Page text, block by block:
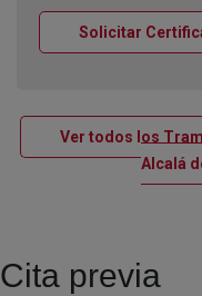
Solicitar
Ver todos los
Alcalá
Cita previa